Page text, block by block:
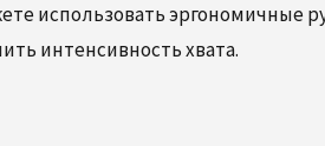
использовать эргономичные
интенсивность хвата.